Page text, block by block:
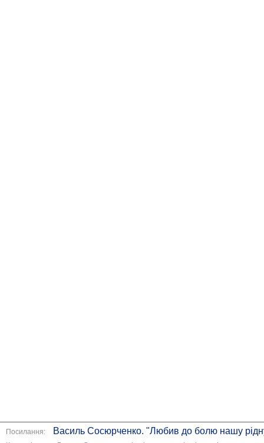
Посилання: Василь Сосюрченко. "Любив до болю нашу